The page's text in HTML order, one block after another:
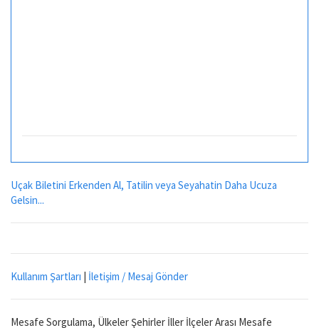
Uçak Biletini Erkenden Al, Tatilin veya Seyahatin Daha Ucuza
Gelsin...
Kullanım Şartları | İletişim / Mesaj Gönder
Mesafe Sorgulama, Ülkeler Şehirler İller İlçeler Arası Mesafe